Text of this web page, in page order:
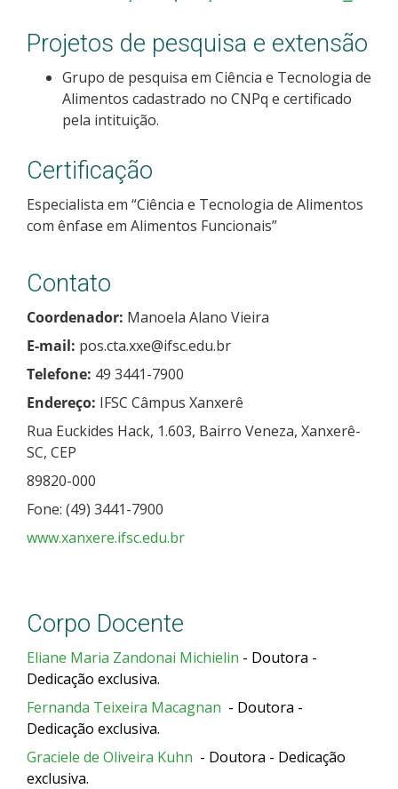
Projetos de pesquisa e extensão
Grupo de pesquisa em Ciência e Tecnologia de
Alimentos cadastrado no CNPq e certificado
pela intituição.
Certificação
Especialista em “Ciência e Tecnologia de Alimentos
com ênfase em Alimentos Funcionais”
Contato
Coordenador: Manoela Alano Vieira
E-mail: pos.cta.xxe@ifsc.edu.br
Telefone: 49 3441-7900
Endereço: IFSC Câmpus Xanxerê
Rua Euckides Hack, 1.603, Bairro Veneza, Xanxerê-
SC, CEP
89820-000
Fone: (49) 3441-7900
www.xanxere.ifsc.edu.br
Corpo Docente
Eliane Maria Zandonai Michielin - Doutora -
Dedicação exclusiva.
Fernanda Teixeira Macagnan - Doutora -
Dedicação exclusiva.
Graciele de Oliveira Kuhn - Doutora - Dedicação
exclusiva.